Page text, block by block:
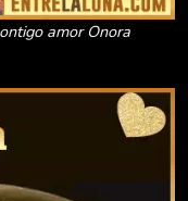
amor Onora